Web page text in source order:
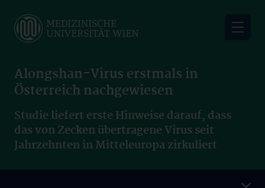
main
Alongshan-Virus erstmals in
Österreich nachgewiesen
Studie liefert erste Hinweise darauf, dass
das von Zecken übertragene Virus seit
Jahrzehnten in Mitteleuropa zirkuliert